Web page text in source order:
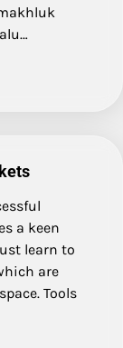
a keen
learn to
are
Tools